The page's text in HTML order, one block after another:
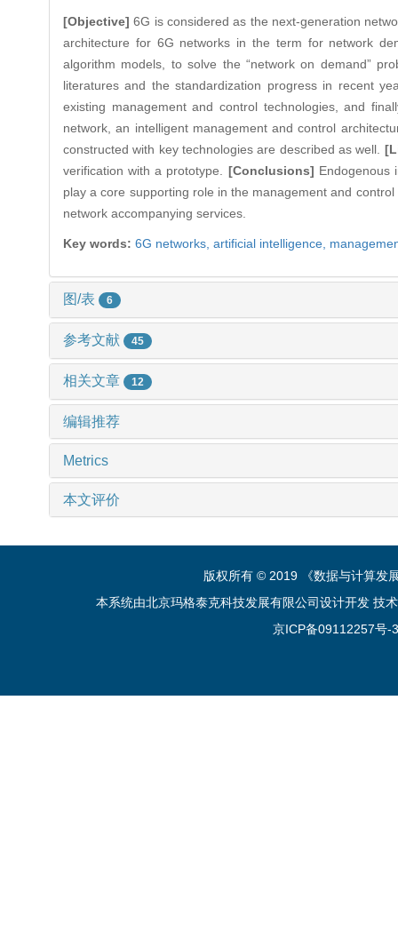
[Objective] 6G is considered as the next-generation
architecture for 6G networks in the term for network
algorithm models, to solve the “network on demand”
literatures and the standardization progress in recent
existing management and control technologies, and
network, an intelligent management and control
constructed with key technologies are described as well.
verification with a prototype. [Conclusions] Endogenous
play a core supporting role in the management and
network accompanying services.
Key words: 6G networks, artificial intelligence,
图/表 6
参考文献 45
相关文章 12
编辑推荐
Metrics
本文评价
版权所有 © 2019 《数据与计算发
本系统由北京玛格泰克科技发展有限公司设计开发 技
京ICP备09112257号-